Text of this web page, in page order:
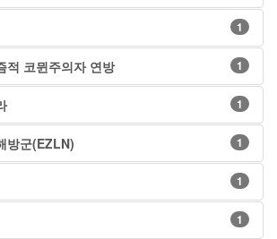
1
적 코뮌주의자 연방 1
1
방군(EZLN) 1
1
1